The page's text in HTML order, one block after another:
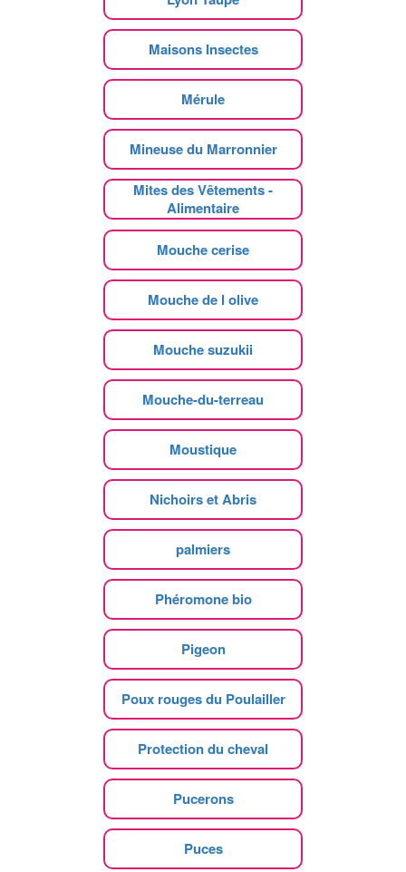
Maisons Insectes
Mérule
Mineuse du Marronnier
Mites des Vêtements -
Alimentaire
Mouche cerise
Mouche de l olive
Mouche suzukii
Mouche-du-terreau
Moustique
Nichoirs et Abris
palmiers
Phéromone bio
Pigeon
Poux rouges du Poulailler
Protection du cheval
Pucerons
Puces